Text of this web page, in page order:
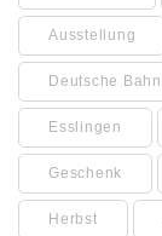
Ausstellung
Deutsche Bahn
Esslingen
Geschenk
Herbst